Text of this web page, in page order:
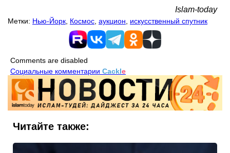
Islam-today
Метки: Нью-Йорк Космос аукцион искусственный спутник
Comments are disabled
Социальные комментарии Cackle
Читайте также: